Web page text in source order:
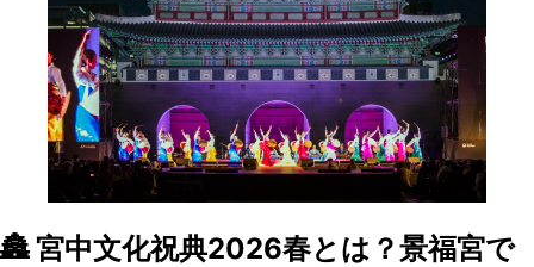
🏯 宮中文化祝典2026春とは？景福宮で